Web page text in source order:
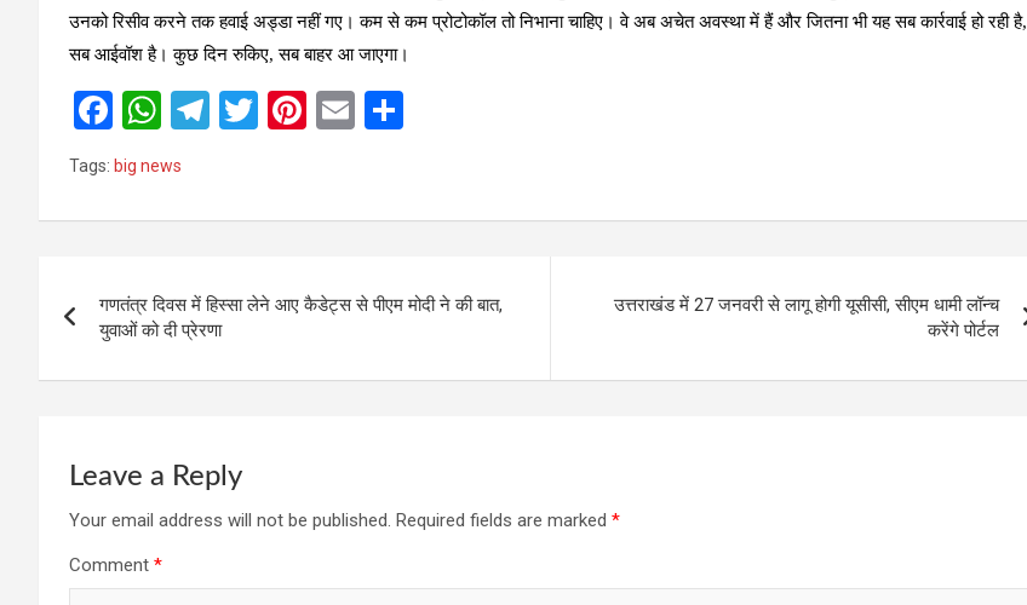
उनको रिसीव करने तक हवाई अड्डा नहीं गए। कम से कम प्रोटोकॉल तो निभाना चाहिए। वे अब अचेत अवस्था में हैं और जितना भी यह सब कार्रवाई हो रही है,
सब आईवॉश है। कुछ दिन रुकिए, सब बाहर आ जाएगा।
F
a
ce
b
o
k
W
at
s
p
p
T
gr
m
T
er
Pi
es
E
e
Tags: big news
navigation
गणतंत्र दिवस में हिस्सा लेने आए कैडेट्स से पीएम मोदी ने की बात,
युवाओं को दी प्रेरणा
उत्तराखंड में 27 जनवरी से लागू होगी यूसीसी, सीएम धामी लॉन्च
करेंगे पोर्टल
Leave a Reply
Your email address will not be published. Required fields are marked *
Comment *